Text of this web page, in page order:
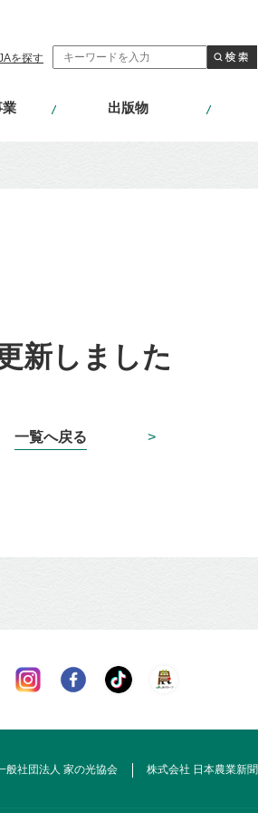
を探す
出版物
新しました
>
一覧へ戻る
般社団法人 家の光協会 株式会社 日本農業新聞